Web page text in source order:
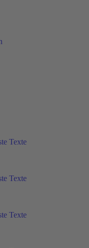
Texte
Texte
Texte